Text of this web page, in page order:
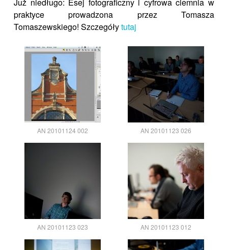
Już niedługo: Esej fotograficzny i cyfrowa ciemnia w
praktyce prowadzona przez Tomasza
Tomaszewskiego! Szczegółytutaj
AN 20101124 002 AN 20101123 026
AN 20101123 023 AN 20101123 012